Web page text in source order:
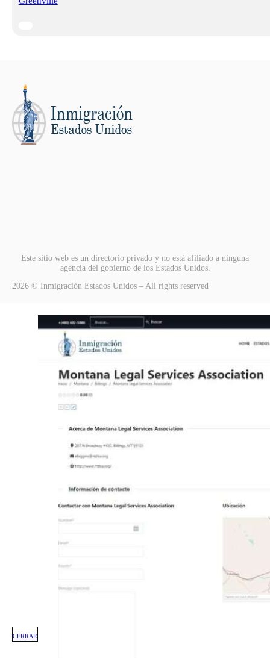
Este sitio web es un directorio privado y no está afiliado a ninguna
agencia del gobierno de los Estados Unidos.
2026 © Inmigración Estados Unidos – All rights reserved
CERRAR